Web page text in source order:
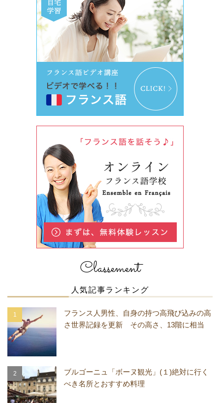
Classement
人気記事ランキング
フランス人男性、自身の持つ高飛び込みの高
さ世界記録を更新 その高さ、13階に相当
ブルゴーニュ「ボーヌ観光」(１)絶対に行く
べき名所とおすすめ料理